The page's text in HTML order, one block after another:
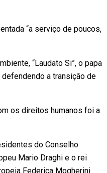
“a serviço de poucos,
“Laudato Si”, o papa
defendendo a transição de
os direitos humanos foi a
do Conselho
Mario Draghi e o rei
Federica Mogherini.